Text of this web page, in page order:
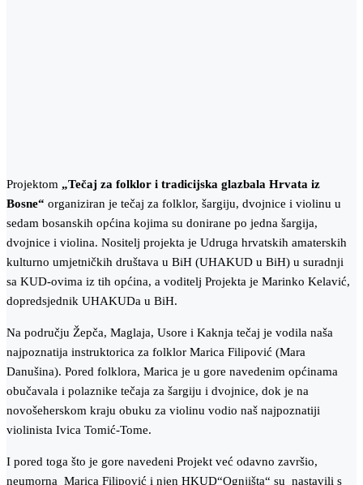
Projektom „Tečaj za folklor i tradicijska glazbala Hrvata iz
Bosne“ organiziran je tečaj za folklor, šargiju, dvojnice i violinu u
sedam bosanskih općina kojima su donirane po jedna šargija,
dvojnice i violina. Nositelj projekta je Udruga hrvatskih amaterskih
kulturno umjetničkih društava u BiH (UHAKUD u BiH) u suradnji
sa KUD-ovima iz tih općina, a voditelj Projekta je Marinko Kelavić,
dopredsjednik UHAKUDa u BiH.
Na području Žepča, Maglaja, Usore i Kaknja tečaj je vodila naša
najpoznatija instruktorica za folklor Marica Filipović (Mara
Danušina). Pored folklora, Marica je u gore navedenim općinama
obučavala i polaznike tečaja za šargiju i dvojnice, dok je na
novošeherskom kraju obuku za violinu vodio naš najpoznatiji
violinista Ivica Tomić-Tome.
I pored toga što je gore navedeni Projekt već odavno završio,
neumorna Marica Filipović i njen HKUD“Ognjišta“ su nastavili s